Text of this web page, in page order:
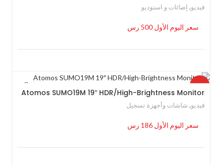
فيديو, إضائات و استوديو
سعر اليوم الأول 500 رس
HOT
Atomos SUMO19M 19″ HDR/High-Brightness Monitor
فيديو, شاشات وأجهزة تسجيل
سعر اليوم الأول 186 رس